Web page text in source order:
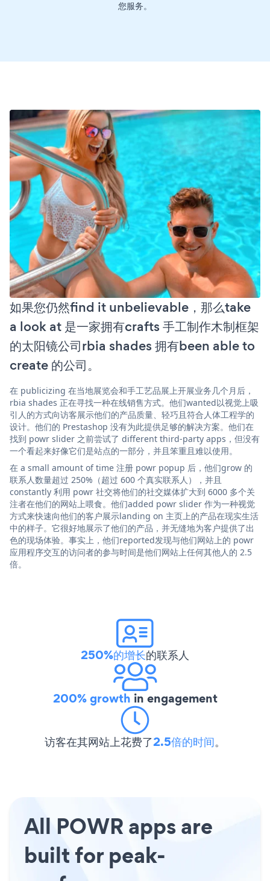
您服务。
如果您仍然find it unbelievable，那么take
a look at 是一家拥有crafts 手工制作木制框架
的太阳镜公司rbia shades 拥有been able to
create 的公司。
在 publicizing 在当地展览会和手工艺品展上开展业务几个月后，
rbia shades 正在寻找一种在线销售方式。他们wanted以视觉上吸
引人的方式向访客展示他们的产品质量、轻巧且符合人体工程学的
设计。他们的 Prestashop 没有为此提供足够的解决方案。他们在
找到 powr slider 之前尝试了 different third-party apps，但没有
一个看起来好像它们是站点的一部分，并且笨重且难以使用。
在 a small amount of time 注册 powr popup 后，他们grow 的
联系人数量超过 250%（超过 600 个真实联系人），并且
constantly 利用 powr 社交将他们的社交媒体扩大到 6000 多个关
注者在他们的网站上喂食。他们added powr slider 作为一种视觉
方式来快速向他们的客户展示landing on 主页上的产品在现实生活
中的样子。它很好地展示了他们的产品，并无缝地为客户提供了出
色的现场体验。事实上，他们reported发现与他们网站上的 powr
应用程序交互的访问者的参与时间是他们网站上任何其他人的 2.5
倍。
250%的增长的联系人
200% growth in engagement
访客在其网站上花费了2.5倍的时间。
All POWR apps are
built for peak-